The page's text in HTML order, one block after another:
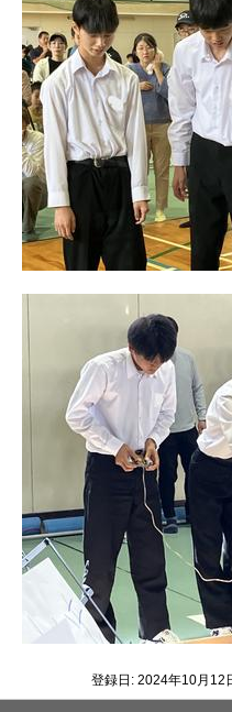
登録日: 2024年10月12